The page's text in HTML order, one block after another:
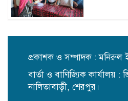
অন্যতম
স্কুলছাত্রীকে
ক্রিয়েটর
প্রকাশক ও সম্পাদক : মনিরুল
বার্তা ও বাণিজ্যিক কার্যালয় :
নালিতাবাড়ী, শেরপুর।